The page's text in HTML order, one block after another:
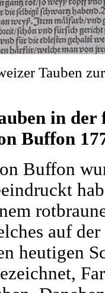
Tauben
in
Buffon
Buffon
auf
heutigen